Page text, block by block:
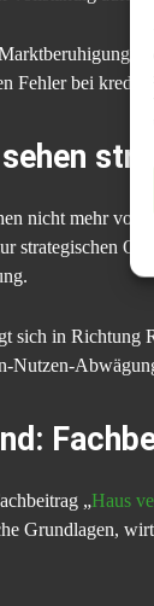
Fehler bei
nicht mehr
strategischen
sich in Richtung
Nutzen-
„Haus
Grundlagen,